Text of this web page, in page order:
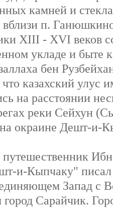
камней и
п.
XIII - XVI веков
укладе и быте
бен
казахский улус
на расстоянии
реки Сейхун
окраине Дешт-и-
Ибн
и-Кыпчаку" писал
Запад с
Сарайчик.